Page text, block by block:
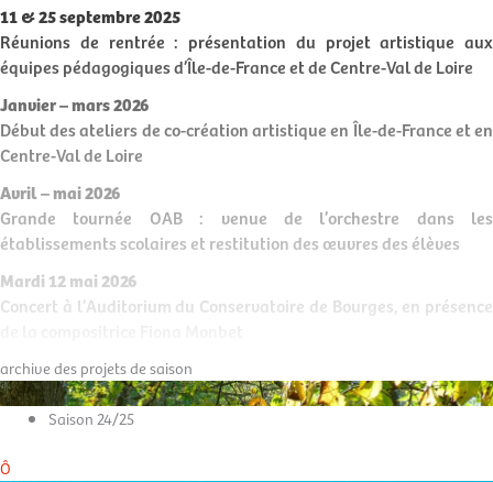
11 & 25 septembre 2025
Réunions de rentrée : présentation du projet artistique aux
équipes pédagogiques d’Île-de-France et de Centre-Val de Loire
Janvier – mars 2026
Début des ateliers de co-création artistique en Île-de-France et en
Centre-Val de Loire
Avril – mai 2026
Grande tournée OAB : venue de l’orchestre dans les
établissements scolaires et restitution des œuvres des élèves
Mardi 12 mai 2026
Concert à l’Auditorium du Conservatoire de Bourges, en présence
archive des projets de saison
Saison 24/25
Ô